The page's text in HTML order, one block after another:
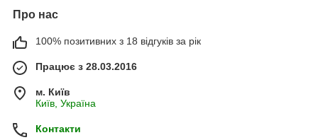
Про нас
100% позитивних з 18 відгуків за рік
Працює з 28.03.2016
м. Київ
Київ, Україна
Контакти